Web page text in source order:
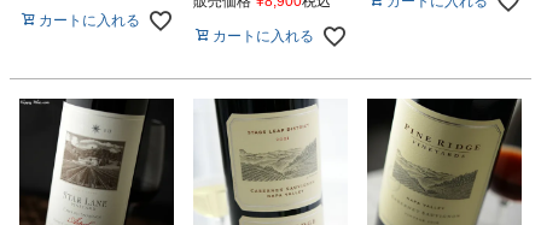
カートに入れる
カートに入れる